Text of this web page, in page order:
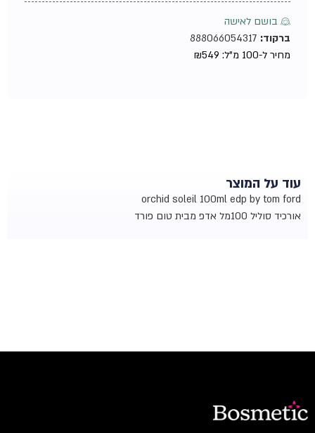
♀ בושם לאישה
ברקוד:888066054317
מחיר ל-100 מ"ל:
₪549
עוד על המוצר
orchid soleil 100ml edp by tom ford
אורכיד סוליל 100מל אדפ מבית טום פורד